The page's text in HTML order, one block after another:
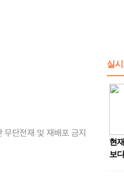
단전재 및 재배포 금지